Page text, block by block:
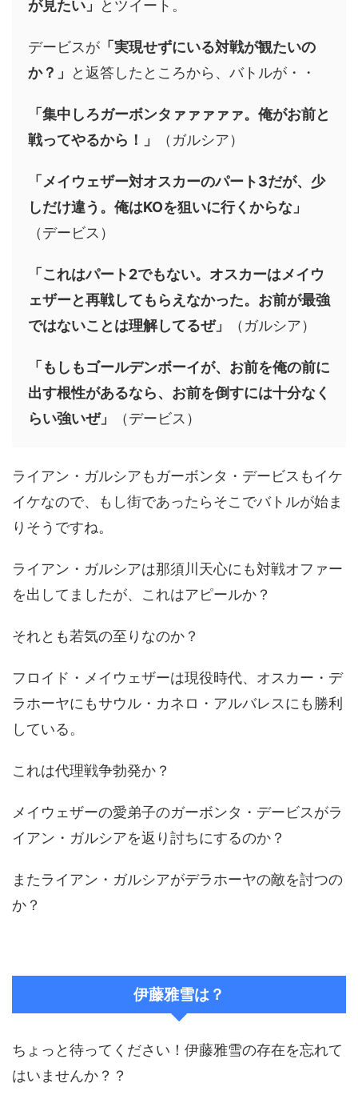
が見たい」 とツイート。
デービスが 「実現せずにいる対戦が観たいの
か？」
と返答したところから、バトルが・・
「集中しろガーボンタァァァァァ。俺がお前と
戦ってやるから！」
（ガルシア）
「メイウェザー対オスカーのパート3だが、少
しだけ違う。俺はKOを狙いに行くからな」
（デービス）
「これはパート2でもない。オスカーはメイウ
ェザーと再戦してもらえなかった。お前が最強
ではないことは理解してるぜ」
（ガルシア）
「もしもゴールデンボーイが、お前を俺の前に
出す根性があるなら、お前を倒すには十分なく
らい強いぜ」
（デービス）
ライアン・ガルシアもガーボンタ・デービスもイケ
イケなので、もし街であったらそこでバトルが始ま
りそうですね。
ライアン・ガルシアは那須川天心にも対戦オファー
を出してましたが、これはアピールか？
それとも若気の至りなのか？
フロイド・メイウェザーは現役時代、オスカー・デ
ラホーヤにもサウル・カネロ・アルバレスにも勝利
している。
これは代理戦争勃発か？
メイウェザーの愛弟子のガーボンタ・デービスがラ
イアン・ガルシアを返り討ちにするのか？
またライアン・ガルシアがデラホーヤの敵を討つの
か？
伊藤雅雪は？
ちょっと待ってください！伊藤雅雪の存在を忘れて
はいませんか？？